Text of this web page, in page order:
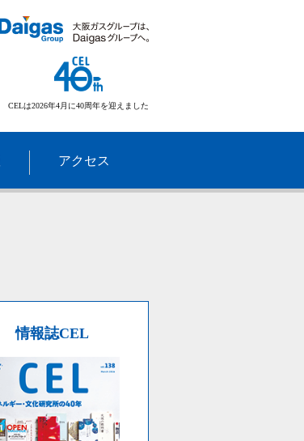
CELは2026年4月に40周年を迎えました
アクセス
情報誌CEL